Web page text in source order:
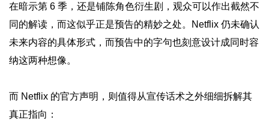
在暗示第 6 季，还是铺陈角色衍生剧，观众可以作出截然不
同的解读，而这似乎正是预告的精妙之处。Netflix 仍未确认
未来内容的具体形式，而预告中的字句也刻意设计成同时容
纳这两种想像。
而 Netflix 的官方声明，则值得从宣传话术之外细细拆解其
真正指向：